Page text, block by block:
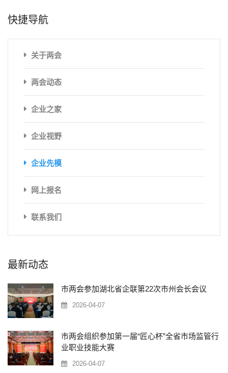
快捷导航
关于两会
两会动态
企业之家
企业视野
企业先模
网上报名
联系我们
最新动态
市两会参加湖北省企联第22次市州会长会议
2026-04-07
市两会组织参加第一届“匠心杯”全省市场监管行
业职业技能大赛
2026-04-07